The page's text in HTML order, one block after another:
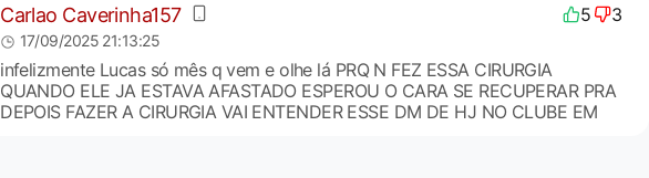
Carlao Caverinha157 5 3
17/09/2025 21:13:25
infelizmente Lucas só mês q vem e olhe lá PRQ N FEZ ESSA CIRURGIA
QUANDO ELE JA ESTAVA AFASTADO ESPEROU O CARA SE RECUPERAR PRA
DEPOIS FAZER A CIRURGIA VAI ENTENDER ESSE DM DE HJ NO CLUBE EM